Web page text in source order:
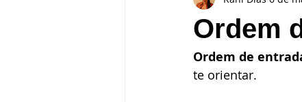
Celebrante Casamento
Ordem
Ordem de
te orientar.